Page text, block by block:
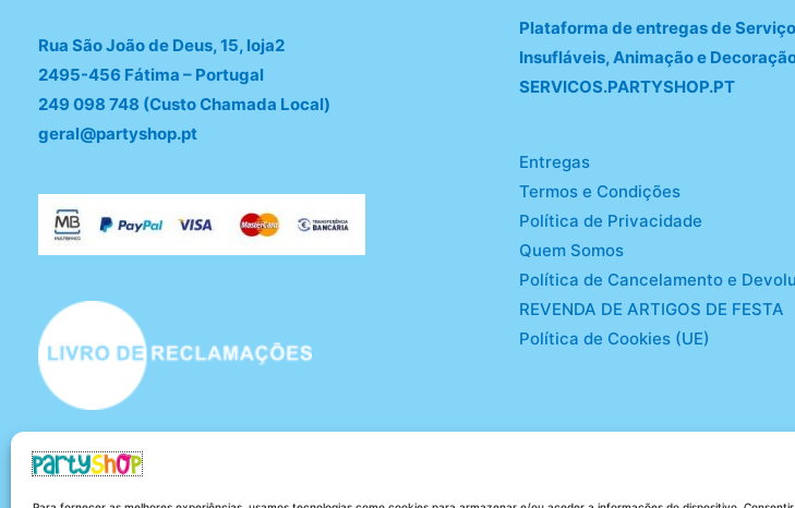
Rua São João de Deus, 15, loja2
2495-456 Fátima – Portugal
249 098 748 (Custo Chamada Local)
geral@partyshop.pt
Plataforma de entregas de
Insufláveis, Animação e
SERVICOS.PARTYSHOP.PT
Entregas
Termos e Condições
Política de Privacidade
Quem Somos
Política de Cancelamento e
REVENDA DE ARTIGOS DE FESTA
Política de Cookies (UE)